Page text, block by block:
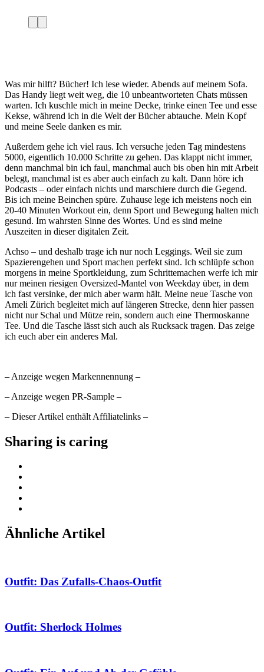
Was mir hilft? Bücher! Ich lese wieder. Abends auf meinem Sofa.
Das Handy liegt weit weg, die 10 unbeantworteten Chats müssen
warten. Ich kuschle mich in meine Decke, trinke einen Tee und esse
Kekse, während ich in die Welt der Bücher abtauche. Mein Kopf
und meine Seele danken es mir.
Außerdem gehe ich viel raus. Ich versuche jeden Tag mindestens
5000, eigentlich 10.000 Schritte zu gehen. Das klappt nicht immer,
denn manchmal bin ich faul, manchmal auch bis oben hin mit Arbeit
belegt, manchmal ist es aber auch einfach zu kalt. Dann höre ich
Podcasts – oder einfach nichts und marschiere durch die Gegend.
Bis ich meine Beinchen spüre. Zuhause lege ich meistens noch ein
20-40 Minuten Workout ein, denn Sport und Bewegung halten mich
gesund. Im wahrsten Sinne des Wortes. Und es sind meine
Auszeiten in dieser digitalen Zeit.
Achso – und deshalb trage ich nur noch Leggings. Weil sie zum
Spazierengehen und Sport machen perfekt sind. Ich schlüpfe schon
morgens in meine Sportkleidung, zum Schrittemachen werfe ich mir
nur meinen riesigen Oversized-Mantel von Weekday über, in dem
ich fast versinke, der mich aber warm hält. Meine neue Tasche von
Ameli Zürich begleitet mich auf längeren Strecke, denn hier passen
nicht nur Schal und Mütze rein, sondern auch eine Thermoskanne
Tee. Und die Tasche lässt sich auch als Rucksack tragen. Das zeige
ich euch aber ein anderes Mal.
– Anzeige wegen Markennennung –
– Anzeige wegen PR-Sample –
– Dieser Artikel enthält Affiliatelinks –
Sharing is caring
Ähnliche Artikel
Outfit: Das Zufalls-Chaos-Outfit
Outfit: Sherlock Holmes